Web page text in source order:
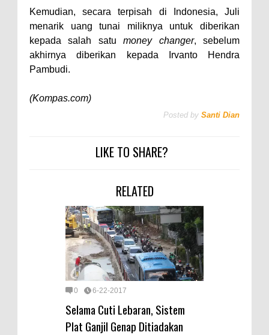
Kemudian, secara terpisah di Indonesia, Juli
menarik uang tunai miliknya untuk diberikan
kepada salah satumoney changer, sebelum
akhirnya diberikan kepada Irvanto Hendra
Pambudi.
(Kompas.com)
Posted by Santi Dian
LIKE TO SHARE?
RELATED
0 6-22-2017
Selama Cuti Lebaran, Sistem
Plat Ganjil Genap Ditiadakan